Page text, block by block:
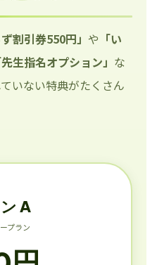
ず割引券550円」 や 「い
先生指名オプション」 な
いない特典がたくさん
A
プラン